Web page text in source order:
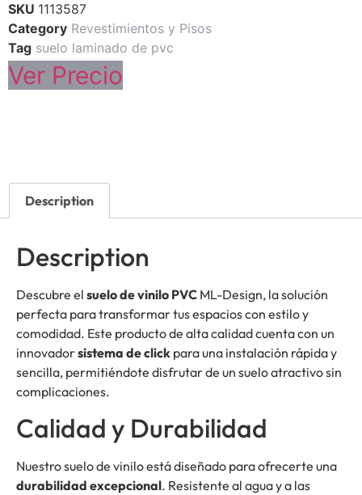
SKU 1113587
Category Revestimientos y Pisos
Tag suelo laminado de pvc
Ver Precio
Description
Description
Descubre el suelo de vinilo PVC ML-Design, la solución
perfecta para transformar tus espacios con estilo y
comodidad. Este producto de alta calidad cuenta con un
innovadorsistema de click para una instalación rápida y
sencilla, permitiéndote disfrutar de un suelo atractivo sin
complicaciones.
Calidad y Durabilidad
Nuestro suelo de vinilo está diseñado para ofrecerte una
durabilidad excepcional. Resistente al agua y a las